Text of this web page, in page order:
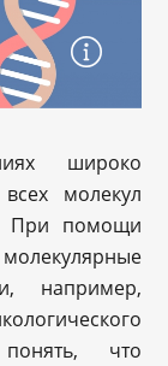
широко
молекул
При помощи
например,
что